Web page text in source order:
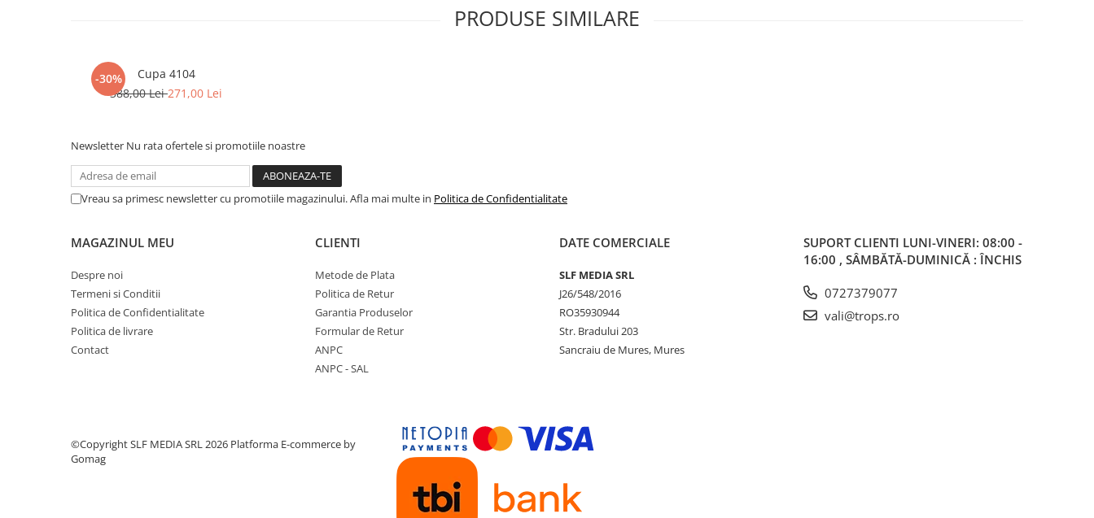
Produse Personalizate
Trofee Personalizate
Columbofili
PRODUSE SIMILARE
-30%
Cupa 4104
388,00 Lei271,00 Lei
Newsletter Nu rata ofertele si promotiile noastre
Vreau sa primesc newsletter cu promotiile magazinului. Afla mai multe in Politica de Confidentialitate
MAGAZINUL MEU
Despre noi
Termeni si Conditii
Politica de Confidentialitate
Politica de livrare
Contact
CLIENTI
Metode de Plata
Politica de Retur
Garantia Produselor
Formular de Retur
ANPC
ANPC - SAL
DATE COMERCIALE
SLF MEDIA SRL
J26/548/2016
RO35930944
Str. Bradului 203
Sancraiu de Mures, Mures
SUPORT CLIENTI LUNI-VINERI: 08:00 -
16:00 , SÂMBĂTĂ-DUMINICĂ : ÎNCHIS
0727379077
vali@trops.ro
©Copyright SLF MEDIA SRL 2026 Platforma E-commerce by
Gomag